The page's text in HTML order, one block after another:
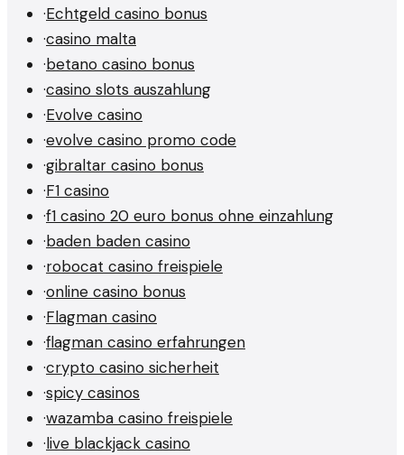
·Echtgeld casino bonus
·casino malta
·betano casino bonus
·casino slots auszahlung
·Evolve casino
·evolve casino promo code
·gibraltar casino bonus
·F1 casino
·f1 casino 20 euro bonus ohne einzahlung
·baden baden casino
·robocat casino freispiele
·online casino bonus
·Flagman casino
·flagman casino erfahrungen
·crypto casino sicherheit
·spicy casinos
·wazamba casino freispiele
·live blackjack casino